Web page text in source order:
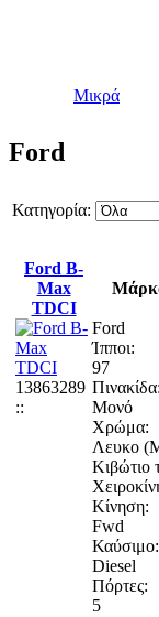
Μικρά
Ford
Κατηγορία:
Ford B-
Max
TDCI
13863289
::
Ford
Ίπποι:
97
Πινακίδα:
Μονό
Χρώμα:
Λευκο
Κιβώτιο
Κίνηση:
Fwd
Καύσιμο:
Diesel
Πόρτες:
5